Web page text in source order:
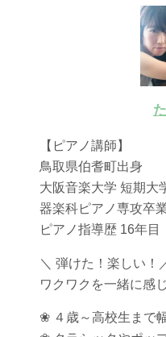
【ピアノ講師】
鳥取県伯耆町出身
大阪音楽大学 短期大
器楽科ピアノ専攻卒
ピアノ指導歴 16年目
＼ 弾けた！楽しい！
ワクワクを一緒に感
❀ ４歳～高校生まで